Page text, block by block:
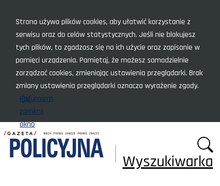
Strona używa plików cookies, aby ułatwić korzystanie z
serwisu oraz do celów statystycznych. Jeśli nie blokujesz
tych plików, to zgadzasz się na ich użycie oraz zapisanie w
pamięci urządzenia. Pamiętaj, że możesz samodzielnie
zarządzać cookies, zmieniając ustawienia przeglądarki. Brak
zmiany ustawienia przeglądarki oznacza wyrażenie zgody.
Rozumiem,
zamknij
okno
Wyszukiwarka